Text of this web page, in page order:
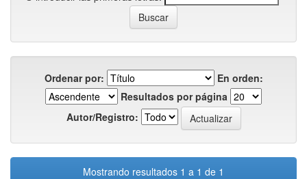
Ordenar por:
En orden:
Resultados por página
Autor/Registro:
Mostrando resultados 1 a 1 de 1